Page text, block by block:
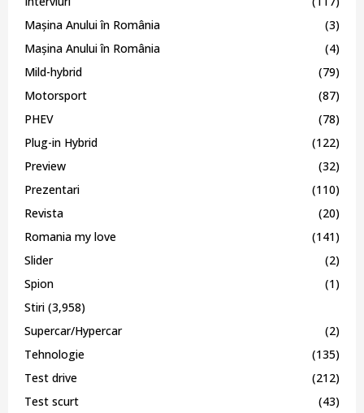
Mașina Anului în România
(3)
Mașina Anului în România
(4)
Mild-hybrid
(79)
Motorsport
(87)
PHEV
(78)
Plug-in Hybrid
(122)
Preview
(32)
Prezentari
(110)
Revista
(20)
Romania my love
(141)
Slider
(2)
Spion
(1)
Stiri (3,958)
Supercar/Hypercar
(2)
Tehnologie
(135)
Test drive
(212)
Test scurt
(43)